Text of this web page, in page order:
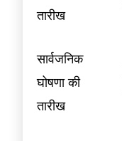
तारीख
सार्वजनिक
घोषणा की
तारीख